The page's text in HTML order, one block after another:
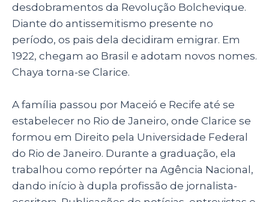
desdobramentos da Revolução Bolchevique.
Diante do antissemitismo presente no
período, os pais dela decidiram emigrar. Em
1922, chegam ao Brasil e adotam novos nomes.
Chaya torna-se Clarice.
A família passou por Maceió e Recife até se
estabelecer no Rio de Janeiro, onde Clarice se
formou em Direito pela Universidade Federal
do Rio de Janeiro. Durante a graduação, ela
trabalhou como repórter na Agência Nacional,
dando início à dupla profissão de jornalista-